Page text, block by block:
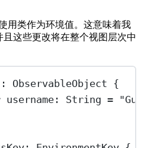
用类作为环境值。这意味着我
这些更改将在整个视图层次中
: ObservableObject {
username: String =